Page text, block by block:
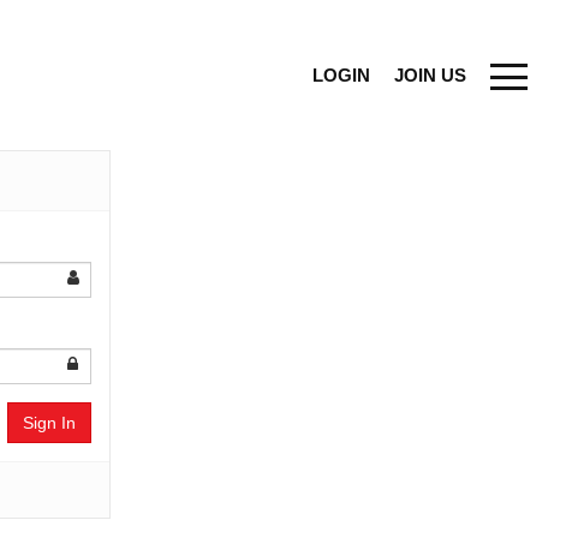
LOGIN JOIN US
Sign In